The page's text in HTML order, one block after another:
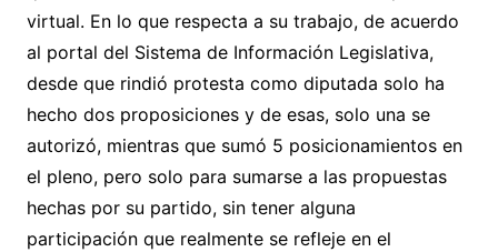
virtual. En lo que respecta a su trabajo, de acuerdo
al portal del Sistema de Información Legislativa,
desde que rindió protesta como diputada solo ha
hecho dos proposiciones y de esas, solo una se
autorizó, mientras que sumó 5 posicionamientos en
el pleno, pero solo para sumarse a las propuestas
hechas por su partido, sin tener alguna
participación que realmente se refleje en el